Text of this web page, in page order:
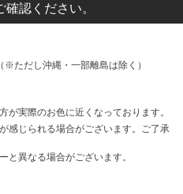
認ください。
ただし沖縄・一部離島は除く）
が実際のお色に近くなっております。
感じられる場合がございます。ご了承
と異なる場合がございます。